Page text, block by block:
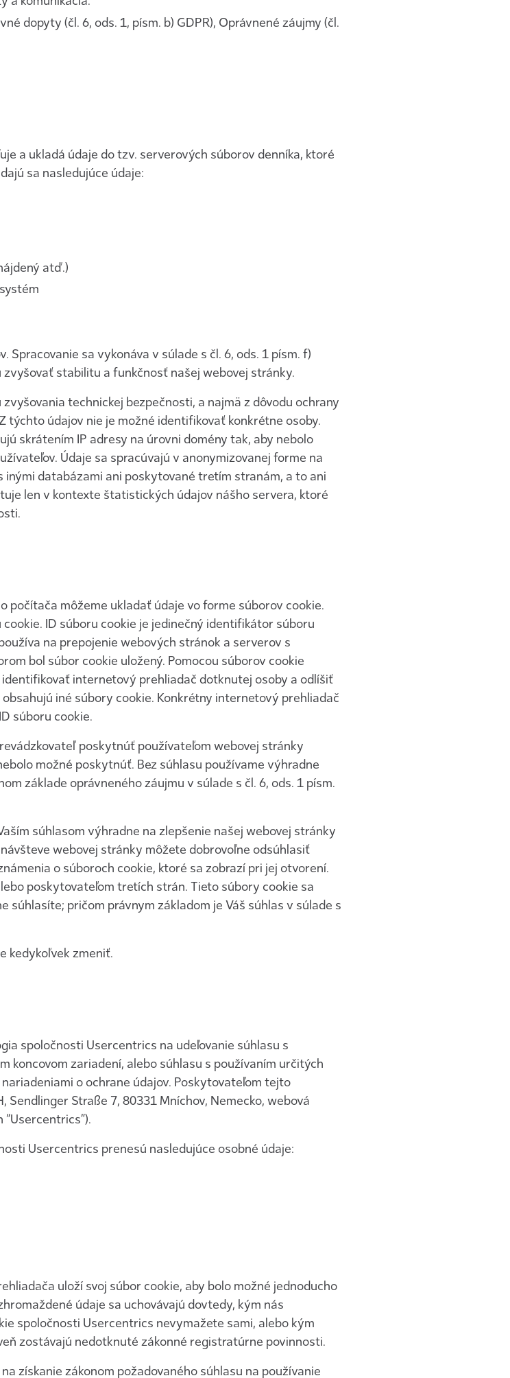
dopyty (čl. 6, ods. 1, písm. b) GDPR), Oprávnené záujmy (čl.
a ukladá údaje do tzv. serverových súborov denníka, ktoré
sa nasledujúce údaje:
atď.)
Spracovanie sa vykonáva v súlade s čl. 6, ods. 1 písm. f)
zvyšovať stabilitu a funkčnosť našej webovej stránky.
technickej bezpečnosti, a najmä z dôvodu ochrany
týchto údajov nie je možné identifikovať konkrétne osoby.
skrátením IP adresy na úrovni domény tak, aby nebolo
Údaje sa spracúvajú v anonymizovanej forme na
databázami ani poskytované tretím stranám, a to ani
len v kontexte štatistických údajov nášho servera, ktoré
počítača môžeme ukladať údaje vo forme súborov cookie.
ID súboru cookie je jedinečný identifikátor súboru
na prepojenie webových stránok a serverov s
bol súbor cookie uložený. Pomocou súborov cookie
internetový prehliadač dotknutej osoby a odlíšiť
iné súbory cookie. Konkrétny internetový prehliadač
súboru cookie.
poskytnúť používateľom webovej stránky
možné poskytnúť. Bez súhlasu používame výhradne
základe oprávneného záujmu v súlade s čl. 6, ods. 1 písm.
súhlasom výhradne na zlepšenie našej webovej stránky
webovej stránky môžete dobrovoľne odsúhlasiť
o súboroch cookie, ktoré sa zobrazí pri jej otvorení.
poskytovateľom tretích strán. Tieto súbory cookie sa
súhlasíte; pričom právnym základom je Váš súhlas v súlade s
kedykoľvek zmeniť.
spoločnosti Usercentrics na udeľovanie súhlasu s
koncovom zariadení, alebo súhlasu s používaním určitých
o ochrane údajov. Poskytovateľom tejto
Straße 7, 80331 Mníchov, Nemecko, webová
Usercentrics prenesú nasledujúce osobné údaje:
uloží svoj súbor cookie, aby bolo možné jednoducho
údaje sa uchovávajú dovtedy, kým nás
spoločnosti Usercentrics nevymažete sami, alebo kým
zostávajú nedotknuté zákonné registratúrne povinnosti.
získanie zákonom požadovaného súhlasu na používanie